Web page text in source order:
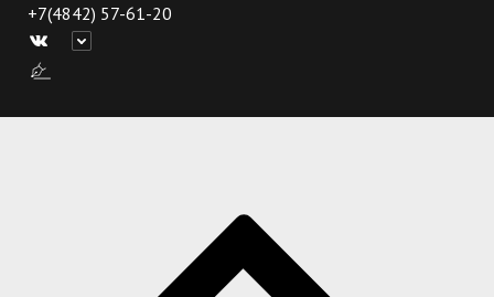
+7(4842) 57-61-20